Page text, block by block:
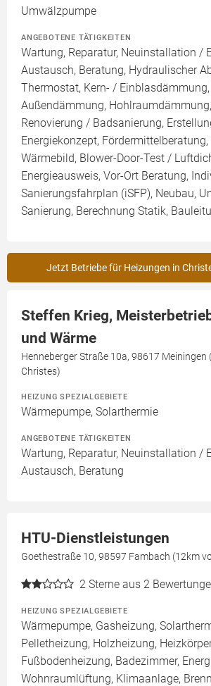
Umwälzpumpe
ANGEBOTENE TÄTIGKEITEN
Wartung, Reparatur, Neuinstallation /
Austausch, Beratung, Hydraulischer
Thermostat, Kern- /
Außendämmung,
Renovierung / Badsanierung,
Energiekonzept,
Wärmebild, Blower-Door-Test /
Energieausweis, Vor-Ort Beratung,
Sanierungsfahrplan (iSFP), Neubau,
Sanierung, Berechnung Statik,
Jetzt Betriebe für Heizungen in
Steffen Krieg,
und Wärme
Henneberger Straße 10a, 98617 Meiningen
Christes)
HEIZUNG SPEZIALGEBIETE
Wärmepumpe, Solarthermie
ANGEBOTENE TÄTIGKEITEN
Wartung, Reparatur, Neuinstallation /
Austausch, Beratung
HTU-Dienstleistungen
Goethestraße 10, 98597 Fambach (12km
2 Sterne aus 2
HEIZUNG SPEZIALGEBIETE
Wärmepumpe, Gasheizung,
Pelletheizung, Holzheizung,
Fußbodenheizung, Badezimmer,
Wohnraumlüftung, Klimaanlage,